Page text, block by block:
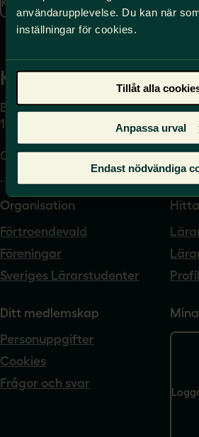
användarupplevelse. Du kan när
inställningar för cookies.
Tillåt alla
Anpassa urval
Endast nödvändiga
Kansli
Box 17061
104 62 Stockholm
Org.nr. 802540-5542
Organisation
Förtroendevald
Föreningar
Sveriges Lärarstudenter
Ditt medlemskap
Personuppgifter
Cookies
Frågor och svar